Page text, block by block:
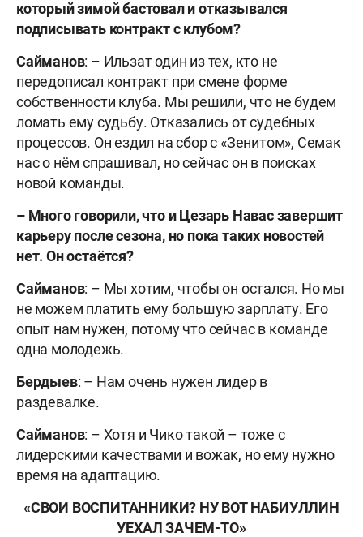
который зимой бастовал и отказывался
подписывать контракт с клубом?
Сайманов: – Ильзат один из тех, кто не
передописал контракт при смене форме
собственности клуба. Мы решили, что не будем
ломать ему судьбу. Отказались от судебных
процессов. Он ездил на сбор с «Зенитом», Семак
нас о нём спрашивал, но сейчас он в поисках
новой команды.
– Много говорили, что и Цезарь Навас завершит
карьеру после сезона, но пока таких новостей
нет. Он остаётся?
Сайманов: – Мы хотим, чтобы он остался. Но мы
не можем платить ему большую зарплату. Его
опыт нам нужен, потому что сейчас в команде
одна молодежь.
Бердыев: – Нам очень нужен лидер в
раздевалке.
Сайманов: – Хотя и Чико такой – тоже с
лидерскими качествами и вожак, но ему нужно
время на адаптацию.
«СВОИ ВОСПИТАННИКИ? НУ ВОТ НАБИУЛЛИН
УЕХАЛ ЗАЧЕМ-ТО»